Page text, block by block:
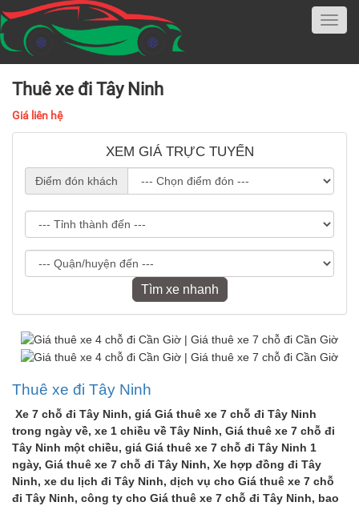
Thuê xe đi Tây Ninh
Giá liên hệ
XEM GIÁ TRỰC TUYẾN
Điểm đón khách
Tìm xe nhanh
Thuê xe đi Tây Ninh
Xe 7 chỗ đi Tây Ninh, giá Giá thuê xe 7 chỗ đi Tây Ninh
trong ngày về, xe 1 chiều về Tây Ninh, Giá thuê xe 7 chỗ đi
Tây Ninh một chiều, giá Giá thuê xe 7 chỗ đi Tây Ninh 1
ngày, Giá thuê xe 7 chỗ đi Tây Ninh, Xe hợp đồng đi Tây
Ninh, xe du lịch đi Tây Ninh, dịch vụ cho Giá thuê xe 7 chỗ
đi Tây Ninh, công ty cho Giá thuê xe 7 chỗ đi Tây Ninh, bao